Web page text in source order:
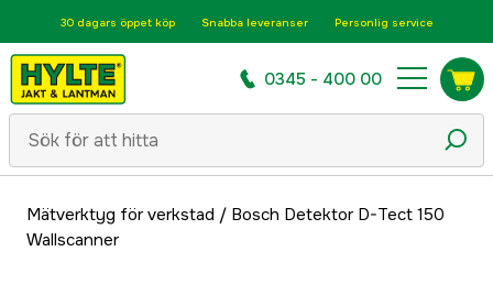
30 dagars öppet köp Snabba leveranser Personlig service
0345 - 400 00
Mätverktyg för verkstad / Bosch Detektor D-Tect 150
Wallscanner